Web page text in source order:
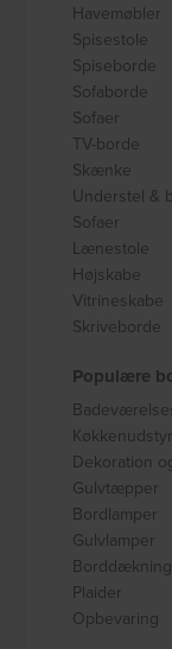
Havemøbler
Spisestole
Spiseborde
Sofaborde
Sofaer
TV-borde
Skænke
Understel &
Sofaer
Lænestole
Højskabe
Vitrineskabe
Skriveborde
Populære
Køkkenudstyr
Dekoration
Gulvtæpper
Bordlamper
Gulvlamper
Borddækning
Plaider
Opbevaring